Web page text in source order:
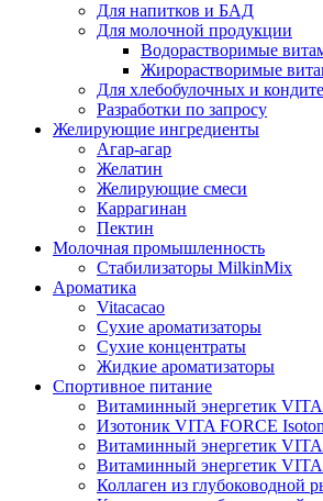
Для напитков и БАД
Для молочной продукции
Водорастворимые
Жирорастворимые
Для хлебобулочных и
Разработки по запросу
Желирующие ингредиенты
Агар-агар
Желатин
Желирующие смеси
Каррагинан
Пектин
Молочная промышленность
Стабилизаторы MilkinMix
Ароматика
Vitacacao
Сухие ароматизаторы
Сухие концентраты
Жидкие ароматизаторы
Спортивное питание
Витаминный энергетик
Изотоник VITA FORCE
Витаминный энергетик
Витаминный энергетик
Коллаген из